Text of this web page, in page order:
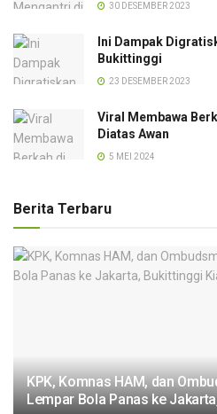
30 DESEMBER 2023
Ini Dampak
Bukittinggi
23 DESEMBER 2023
Viral Membawa
Diatas Awan
5 MEI 2024
Berita Terbaru
KPK, Komnas HAM, dan
Lempar Bola Panas ke